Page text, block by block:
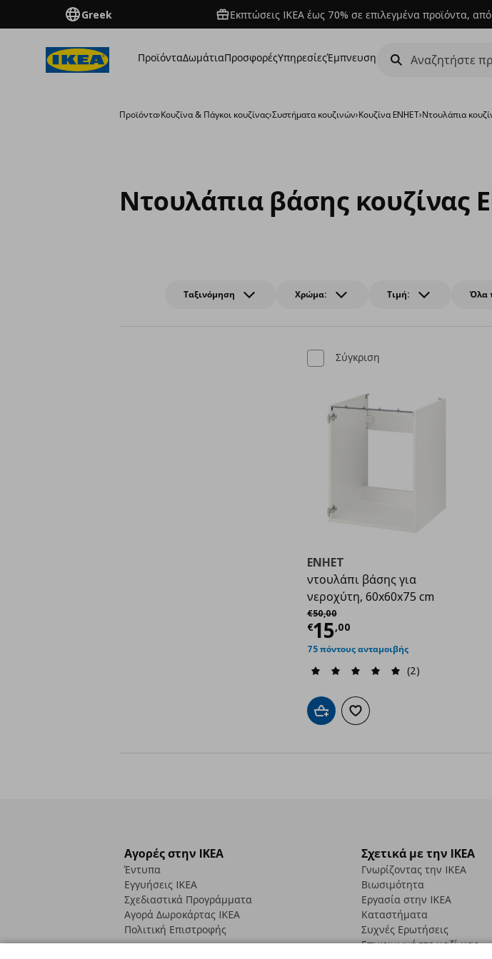
Greek Εκπτώσεις IKEA έως 70% σε επιλεγμένα προϊόντα,
ΠροϊόνταΔωμάτιαΠροσφορέςΥπηρεσίεςΈμπνευση
Προϊόντα›Κουζίνα & Πάγκοι κουζίνας›Συστήματα κουζινών›Κουζίνα ENHET›Ντουλάπια
Ντουλάπια βάσης κουζίνας
Ταξινόμηση Χρώμα: Τιμή: Όλα
Σύγκριση
ENHET
ντουλάπι βάσης για
νεροχύτη, 60x60x75 cm
€50,00
Αρχική τιμή
€15,00
Τρέχουσα τιμή €
75 πόντους ανταμοιβής
(2)
Προσθήκη στο καλάθι
Προσθήκη στα αγαπημένα
Αγορές στην IKEA
Έντυπα
Εγγυήσεις IKEA
Σχεδιαστικά Προγράμματα
Αγορά Δωρoκάρτας IKEA
Πολιτική Επιστροφής
Σχετικά με την IKEA
Γνωρίζοντας την IKEA
Βιωσιμότητα
Εργασία στην IKEA
Καταστήματα
Συχνές Ερωτήσεις
Επικοινωνήστε μαζί μας